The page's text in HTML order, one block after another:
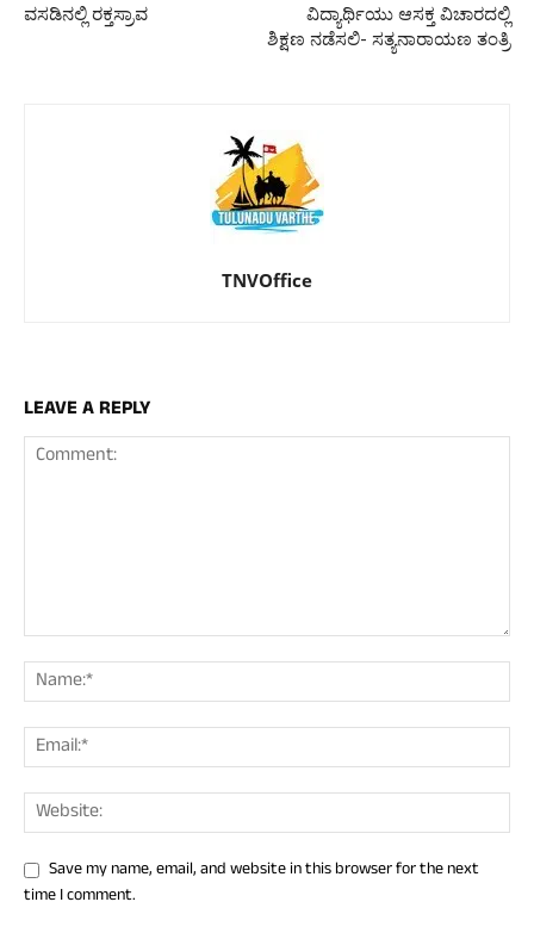
ವಸಡಿನಲ್ಲಿ ರಕ್ತಸ್ರಾವ
ವಿದ್ಯಾರ್ಥಿಯು ಆಸಕ್ತ ವಿಚಾರದಲ್ಲಿ
ಶಿಕ್ಷಣ ನಡೆಸಲಿ- ಸತ್ಯನಾರಾಯಣ ತಂತ್ರಿ
TNVOffice
LEAVE A REPLY
Save my name, email, and website in this browser for the next
time I comment.